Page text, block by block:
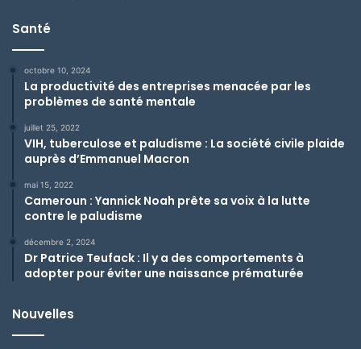
Santé
octobre 10, 2024
La productivité des entreprises menacée par les
problèmes de santé mentale
juillet 25, 2022
VIH, tuberculose et paludisme : La société civile plaide
auprès d’Emmanuel Macron
mai 15, 2022
Cameroun : Yannick Noah prête sa voix à la lutte
contre le paludisme
décembre 2, 2024
Dr Patrice Teufack : Il y a des comportements à
adopter pour éviter une naissance prématurée
Nouvelles